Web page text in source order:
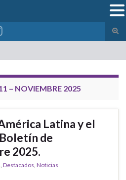
el
– NOVIEMBRE 2025
Latina y el
de
2025.
, Destacados, Noticias